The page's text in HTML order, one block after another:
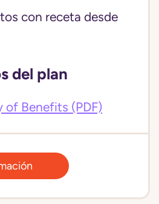
con receta desde
del plan
of Benefits (PDF)